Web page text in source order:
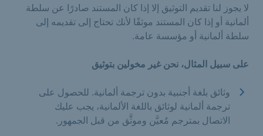
لا يجوز لنا تقديم التوثيق إلا إذا كان المستند صادرًا عن سلطة
ألمانية أو إذا كان المستند موثقًا لأنك تحتاج إلى تقديمه إلى
سلطة ألمانية أو مؤسسة عامة.
على سبيل المثال، نحن غير مخولين بتوثيق
وثائق بلغة أجنبية بدون ترجمة ألمانية. للحصول على
ترجمة ألمانية لوثائق باللغة الألمانية، يجب عليك
الاتصال بمترجم مُعيَّن وموثَّق من قبل الجمهور.